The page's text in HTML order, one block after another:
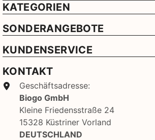
KATEGORIEN
SONDERANGEBOTE
KUNDENSERVICE
KONTAKT
Geschäftsadresse:
Biogo GmbH
Kleine Friedensstraße 24
15328 Küstriner Vorland
DEUTSCHLAND